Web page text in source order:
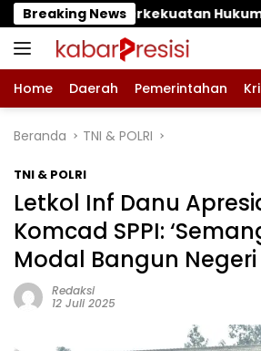
Langsung
ke
konten
Breaking News
Hukum Tetap ‎Polres
Home Daerah Pemerintahan
Beranda TNI & POLRI
TNI & POLRI
Letkol Inf Danu
Komcad SPPI:
Modal Bangun Negeri
Redaksi
12 Juli 2025